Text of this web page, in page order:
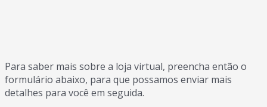
Para saber mais sobre a loja virtual, preencha então o
formulário abaixo, para que possamos enviar mais
detalhes para você em seguida.